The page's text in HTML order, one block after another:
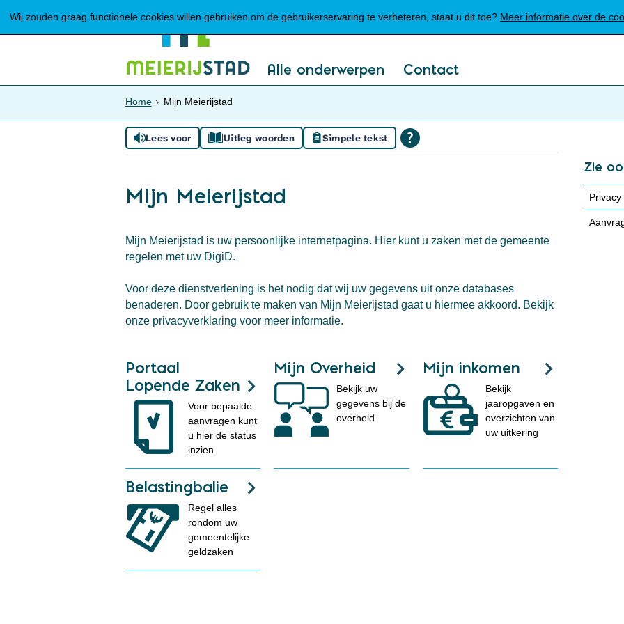
Wij zouden graag functionele cookies willen gebruiken om de gebruikerservaring te verbeteren, staat u dit toe? Meer informatie over de
Mijn Meierijstad
Alle onderwerpen Contact
Home Mijn Meierijstad
Lees voor Uitleg woorden Simpele tekst
Mijn Meierijstad
Mijn Meierijstad is uw persoonlijke internetpagina. Hier kunt u zaken met de gemeente
regelen met uw DigiD.
Voor deze dienstverlening is het nodig dat wij uw gegevens uit onze databases
benaderen. Door gebruik te maken van Mijn Meierijstad gaat u hiermee akkoord. Bekijk
onze privacyverklaring voor meer informatie.
Portaal
Lopende Zaken
Voor bepaalde
aanvragen kunt
u hier de status
inzien.
Mijn Overheid
Bekijk uw
gegevens bij de
overheid
Mijn inkomen
Bekijk
jaaropgaven en
overzichten van
uw uitkering
Belastingbalie
Regel alles
rondom uw
gemeentelijke
geldzaken
Zie
Privacy